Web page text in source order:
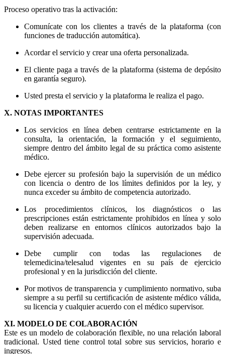
Proceso operativo tras la activación:
Comunícate con los clientes a través de la plataforma (con
funciones de traducción automática).
Acordar el servicio y crear una oferta personalizada.
El cliente paga a través de la plataforma (sistema de depósito
en garantía seguro).
Usted presta el servicio y la plataforma le realiza el pago.
X. NOTAS IMPORTANTES
Los servicios en línea deben centrarse estrictamente en la
consulta, la orientación, la formación y el seguimiento,
siempre dentro del ámbito legal de su práctica como asistente
médico.
Debe ejercer su profesión bajo la supervisión de un médico
con licencia o dentro de los límites definidos por la ley, y
nunca exceder su ámbito de competencia autorizado.
Los procedimientos clínicos, los diagnósticos o las
prescripciones están estrictamente prohibidos en línea y solo
deben realizarse en entornos clínicos autorizados bajo la
supervisión adecuada.
Debe cumplir con todas las regulaciones de
telemedicina/telesalud vigentes en su país de ejercicio
profesional y en la jurisdicción del cliente.
Por motivos de transparencia y cumplimiento normativo, suba
siempre a su perfil su certificación de asistente médico válida,
su licencia y cualquier acuerdo con el médico supervisor.
XI. MODELO DE COLABORACIÓN
Este es un modelo de colaboración flexible, no una relación laboral
tradicional. Usted tiene control total sobre sus servicios, horario e
ingresos.